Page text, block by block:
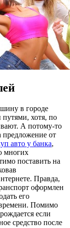
в городе
хотя, по
А потому-то
предложение от
авто у банка,
многих
поставить на
Правда,
оформлен
его
Помимо
если
средство после